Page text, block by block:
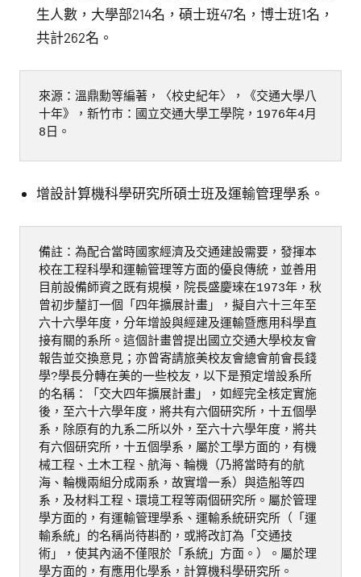
生人數，大學部214名，碩士班47名，博士班1名，
共計262名。
來源：溫鼎勳等編著，〈校史紀年〉，《交通大學八
十年》，新竹市：國立交通大學工學院，1976年4月
8日。
增設計算機科學研究所碩士班及運輸管理學系。
備註：為配合當時國家經濟及交通建設需要，發揮本
校在工程科學和運輸管理等方面的優良傳統，並善用
目前設備師資之既有規模，院長盛慶琜在1973年，秋
曾初步釐訂一個「四年擴展計畫」，擬自六十三年至
六十六學年度，分年增設與經建及運輸暨應用科學直
接有關的系所。這個計畫曾提出國立交通大學校友會
報告並交換意見；亦曾寄請旅美校友會總會前會長錢
學?學長分轉在美的一些校友，以下是預定增設系所
的名稱：「交大四年擴展計畫」，如經完全核定實施
後，至六十六學年度，將共有六個研究所，十五個學
系，除原有的九系二所以外，至六十六學年度，將共
有六個研究所，十五個學系，屬於工學方面的，有機
械工程、土木工程、航海、輪機（乃將當時有的航
海、輪機兩組分成兩系，故實增一系）與造船等四
系，及材料工程、環境工程等兩個研究所。屬於管理
學方面的，有運輸管理學系、運輸系統研究所（「運
輸系統」的名稱尚待斟酌，或將改訂為「交通技
術」，使其內涵不僅限於「系統」方面。）。屬於理
學方面的，有應用化學系，計算機科學研究所。